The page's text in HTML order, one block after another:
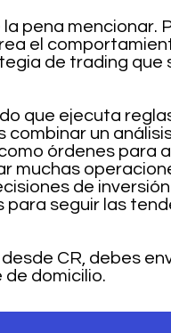
pena mencionar.
el
de trading que
que ejecuta
combinar un
órdenes para
muchas
de
seguir las
CR, debes
domicilio.